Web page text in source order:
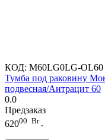
КОД: M60LG0LG-OL60
Тумба под раковину
подвесная/Антрацит 60
0.0
Предзаказ
62000 Br .